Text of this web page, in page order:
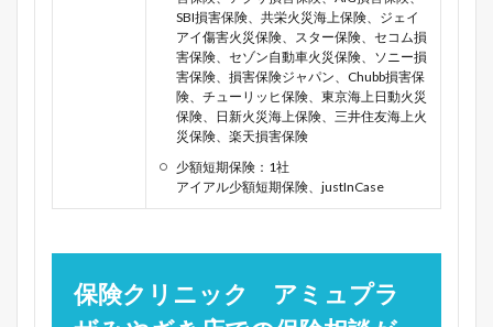
SBI損害保険、共栄火災海上保険、ジェイ
アイ傷害火災保険、スター保険、セコム損
害保険、セゾン自動車火災保険、ソニー損
害保険、損害保険ジャパン、Chubb損害保
険、チューリッヒ保険、東京海上日動火災
保険、日新火災海上保険、三井住友海上火
災保険、楽天損害保険
少額短期保険：1社
アイアル少額短期保険、justInCase
保険クリニック アミュプラ